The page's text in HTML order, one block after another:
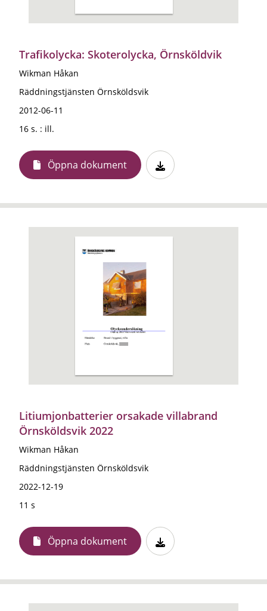
Trafikolycka: Skoterolycka, Örnsköldvik
Wikman Håkan
Räddningstjänsten Örnsköldsvik
2012-06-11
16 s. : ill.
Öppna dokument
Litiumjonbatterier orsakade villabrand
Örnsköldsvik 2022
Wikman Håkan
Räddningstjänsten Örnsköldsvik
2022-12-19
11 s
Öppna dokument